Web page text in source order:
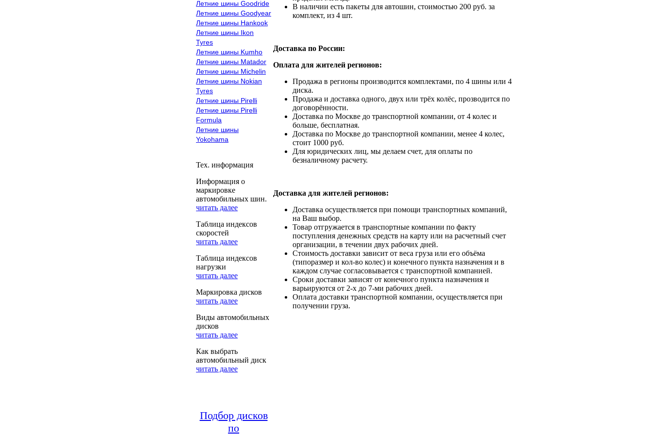
Летние шины Goodride
Летние шины Goodyear
Летние шины Hankook
Летние шины Ikon
Tyres
Летние шины Kumho
Летние шины Matador
Летние шины Michelin
Летние шины Nokian
Tyres
Летние шины Pirelli
Летние шины Pirelli
Formula
Летние шины
Yokohama
Тех. информация
Информация о
маркировке
автомобильных шин.
читать далее
Таблица индексов
скоростей
читать далее
Таблица индексов
нагрузки
читать далее
Маркировка дисков
читать далее
Виды автомобильных
дисков
читать далее
Как выбрать
автомобильный диск
читать далее
Подбор дисков
по
В наличии есть пакеты для автошин, стоимостью 200 руб. за
комплект, из 4 шт.
Доставка по России:
Оплата для жителей регионов:
Продажа в регионы производится комплектами, по 4 шины или 4
диска.
Продажа и доставка одного, двух или трёх колёс, прозводится по
договорённости.
Доставка по Москве до транспортной компании, от 4 колес и
больше, бесплатная.
Доставка по Москве до транспортной компании, менее 4 колес,
стоит 1000 руб.
Для юридических лиц, мы делаем счет, для оплаты по
безналичному расчету.
Доставка для жителей регионов:
Доставка осуществляется при помощи транспортных компаний,
на Ваш выбор.
Товар отгружается в транспортные компании по факту
поступления денежных средств на карту или на расчетный счет
организации, в течении двух рабочих дней.
Стоимость доставки зависит от веса груза или его объёма
(типоразмер и кол-во колес) и конечного пункта назначения и в
каждом случае согласовывается с транспортной компанией.
Сроки доставки зависят от конечного пункта назначения и
варьируются от 2-х до 7-ми рабочих дней.
Оплата доставки транспортной компании, осуществляется при
получении груза.